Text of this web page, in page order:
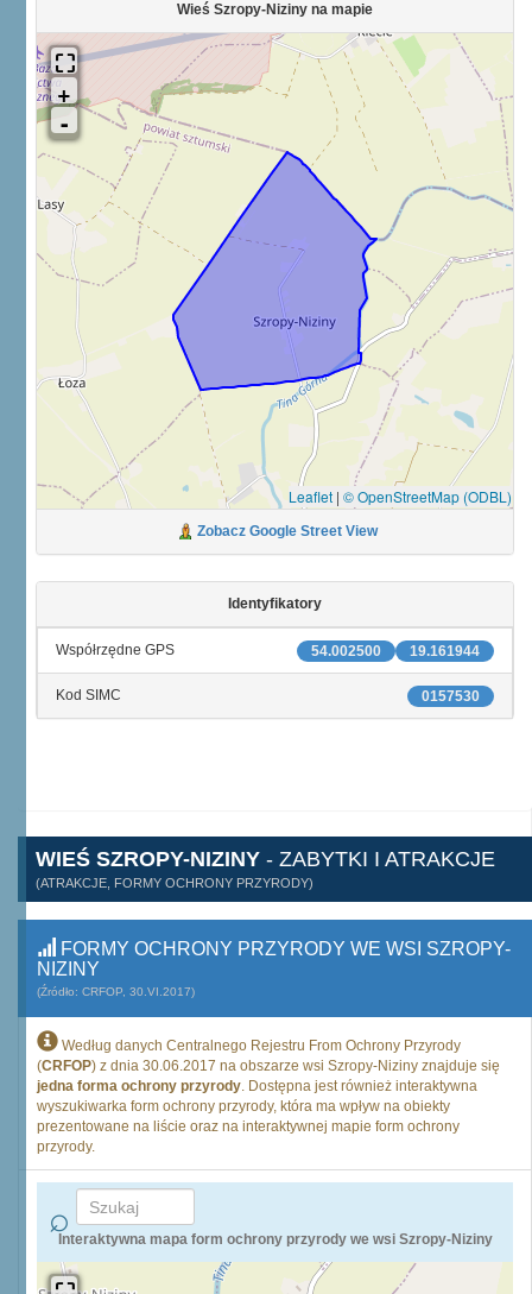
Wieś Szropy-Niziny na mapie
Leaflet | © OpenStreetMap (ODBL)
Zobacz Google Street View
Identyfikatory
19.161944
54.002500
Współrzędne GPS
0157530
Kod SIMC
WIEŚ SZROPY-NIZINY - ZABYTKI I ATRAKCJE
(ATRAKCJE, FORMY OCHRONY PRZYRODY)
FORMY OCHRONY PRZYRODY WE WSI SZROPY-
NIZINY
(Źródło: CRFOP, 30.VI.2017)
Według danych Centralnego Rejestru From Ochrony Przyrody
(CRFOP) z dnia 30.06.2017 na obszarze wsi Szropy-Niziny znajduje się
jedna forma ochrony przyrody. Dostępna jest również interaktywna
wyszukiwarka form ochrony przyrody, która ma wpływ na obiekty
prezentowane na liście oraz na interaktywnej mapie form ochrony
przyrody.
Interaktywna mapa form ochrony przyrody we wsi Szropy-Niziny